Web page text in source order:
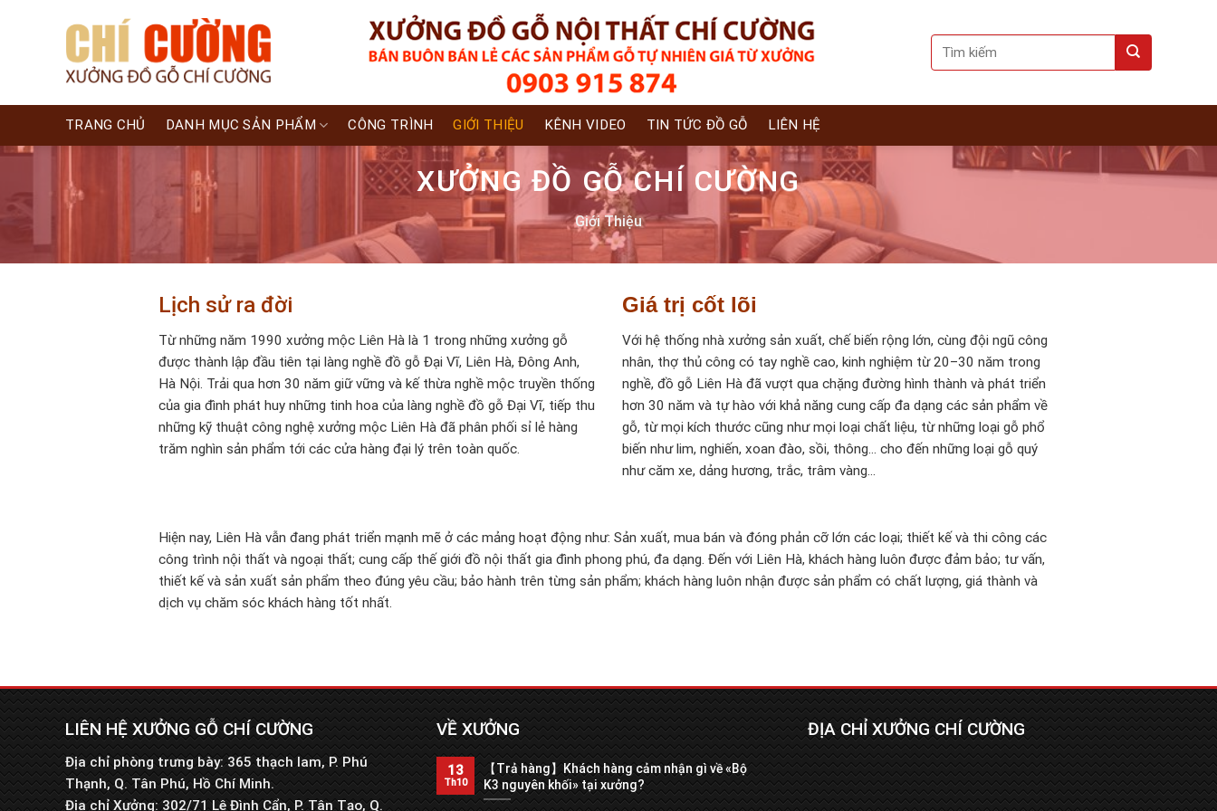
Search
for:
TRANG CHỦ DANH MỤC SẢN PHẨM CÔNG TRÌNH GIỚI THIỆU KÊNH VIDEO TIN TỨC ĐỒ GỖ LIÊN HỆ
XƯỞNG ĐỒ GỖ CHÍ CƯỜNG
Giới Thiệu
Lịch sử ra đời
Từ những năm 1990 xưởng mộc Liên Hà là 1 trong những xưởng gỗ
được thành lập đầu tiên tại làng nghề đồ gỗ Đại Vĩ, Liên Hà, Đông Anh,
Hà Nội. Trải qua hơn 30 năm giữ vững và kế thừa nghề mộc truyền thống
của gia đình phát huy những tinh hoa của làng nghề đồ gỗ Đại Vĩ, tiếp thu
những kỹ thuật công nghệ xưởng mộc Liên Hà đã phân phối sỉ lẻ hàng
trăm nghìn sản phẩm tới các cửa hàng đại lý trên toàn quốc.
Giá trị cốt lõi
Với hệ thống nhà xưởng sản xuất, chế biến rộng lớn, cùng đội ngũ công
nhân, thợ thủ công có tay nghề cao, kinh nghiệm từ 20–30 năm trong
nghề, đồ gỗ Liên Hà đã vượt qua chặng đường hình thành và phát triển
hơn 30 năm và tự hào với khả năng cung cấp đa dạng các sản phẩm về
gỗ, từ mọi kích thước cũng như mọi loại chất liệu, từ những loại gỗ phổ
biến như lim, nghiến, xoan đào, sồi, thông… cho đến những loại gỗ quý
như căm xe, dảng hương, trắc, trâm vàng…
Hiện nay, Liên Hà vẫn đang phát triển mạnh mẽ ở các mảng hoạt động như: Sản xuất, mua bán và đóng phản cỡ lớn các loại; thiết kế và thi công các
công trình nội thất và ngoại thất; cung cấp thế giới đồ nội thất gia đình phong phú, đa dạng. Đến với Liên Hà, khách hàng luôn được đảm bảo; tư vấn,
thiết kế và sản xuất sản phẩm theo đúng yêu cầu; bảo hành trên từng sản phẩm; khách hàng luôn nhận được sản phẩm có chất lượng, giá thành và
dịch vụ chăm sóc khách hàng tốt nhất.
LIÊN HỆ XƯỞNG GỖ CHÍ CƯỜNG
Địa chỉ phòng trưng bày: 365 thạch lam, P. Phú
Thạnh, Q. Tân Phú, Hồ Chí Minh.
Địa chỉ Xưởng: 302/71 Lê Đình Cẩn, P. Tân Tạo, Q.
VỀ XƯỞNG
【Trả hàng】Khách hàng cảm nhận gì về «Bộ
K3 nguyên khối» tại xưởng?
13
Th10
ĐỊA CHỈ XƯỞNG CHÍ CƯỜNG